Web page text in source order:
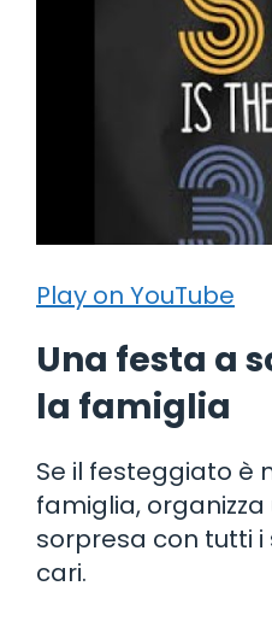
Play on YouTube
Una festa a
la famiglia
Se il festeggiato è
famiglia,
sorpresa con tutti i
cari.